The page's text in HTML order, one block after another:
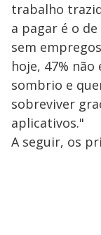
trabalho
a pagar é o
sem
hoje, 47%
sombrio e
sobreviver
aplicativos."
A seguir, os